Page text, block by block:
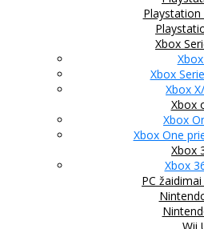
Xbox
Xbox
Xbox
Xbox
Xbox
Xbox One
Xbox
Xbox
PC
Wii